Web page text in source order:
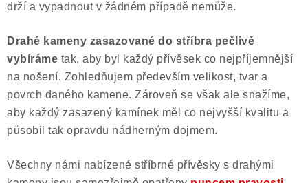
drží a vypadnout v žádném případě nemůže.
Drahé kameny zasazované do stříbra pečlivě
vybíráme tak, aby byl každý přívěsek co nejpříjemnější
na nošení. Zohledňujem především velikost, tvar a
povrch daného kamene. Zároveň se však ale snažíme,
aby každý zasazený kamínek měl co nejvyšší kvalitu a
působil tak opravdu nádherným dojmem.
Všechny námi nabízené stříbrné přívěsky s drahými